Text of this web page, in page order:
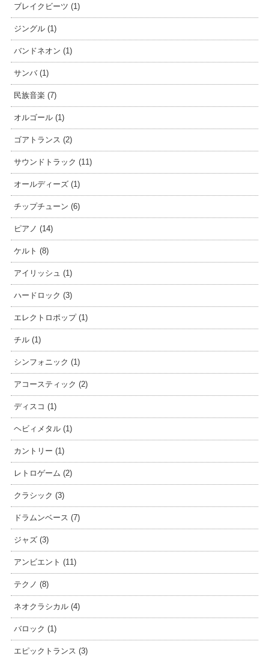
ブレイクビーツ (1)
ジングル (1)
バンドネオン (1)
サンバ (1)
民族音楽 (7)
オルゴール (1)
ゴアトランス (2)
サウンドトラック (11)
オールディーズ (1)
チップチューン (6)
ピアノ (14)
ケルト (8)
アイリッシュ (1)
ハードロック (3)
エレクトロポップ (1)
チル (1)
シンフォニック (1)
アコースティック (2)
ディスコ (1)
ヘビィメタル (1)
カントリー (1)
レトロゲーム (2)
クラシック (3)
ドラムンベース (7)
ジャズ (3)
アンビエント (11)
テクノ (8)
ネオクラシカル (4)
バロック (1)
エピックトランス (3)